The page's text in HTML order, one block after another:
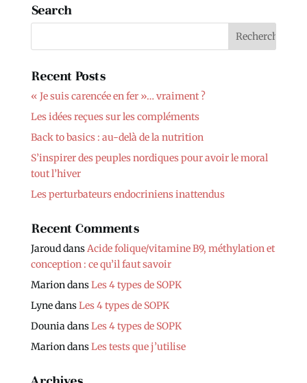
Search
Recent Posts
« Je suis carencée en fer »… vraiment ?
Les idées reçues sur les compléments
Back to basics : au-delà de la nutrition
S’inspirer des peuples nordiques pour avoir le moral
tout l’hiver
Les perturbateurs endocriniens inattendus
Recent Comments
JarouddansAcide folique/vitamine B9, méthylation et
conception : ce qu’il faut savoir
MariondansLes 4 types de SOPK
LynedansLes 4 types de SOPK
DouniadansLes 4 types de SOPK
MariondansLes tests que j’utilise